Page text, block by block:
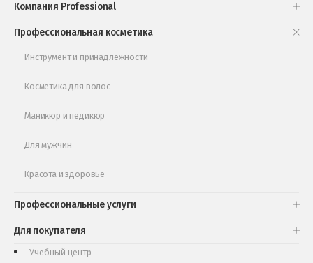
Компания Professional
Профессиональная косметика
Инструмент и принадлежности
Косметика для волос
Маникюр и педикюр
Для мужчин
Красота и здоровье
Профессиональные услуги
Для покупателя
Обучающее видео
Учебный центр